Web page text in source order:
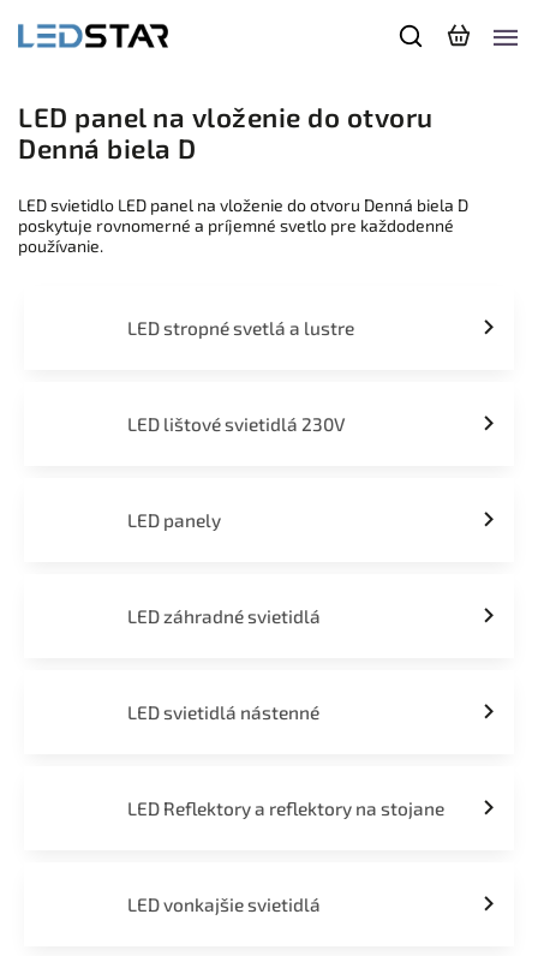
LED panel na vloženie do otvoru
Denná biela D
LED svietidlo LED panel na vloženie do otvoru Denná biela D
poskytuje rovnomerné a príjemné svetlo pre každodenné
používanie.
LED stropné svetlá a lustre
LED lištové svietidlá 230V
LED panely
LED záhradné svietidlá
LED svietidlá nástenné
LED Reflektory a reflektory na stojane
LED vonkajšie svietidlá